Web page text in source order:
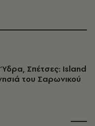
Ύδρα, Σπέτσες: Island
του Σαρωνικού